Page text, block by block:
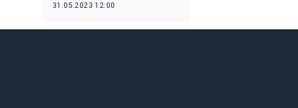
31.05.2023 12:00